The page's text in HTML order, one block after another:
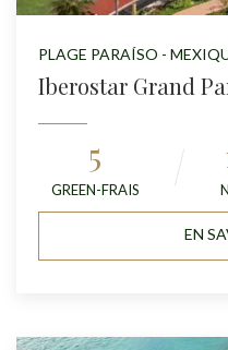
PLAGE PARAÍSO -
Iberostar Grand
5
GREEN-FRAIS
EN